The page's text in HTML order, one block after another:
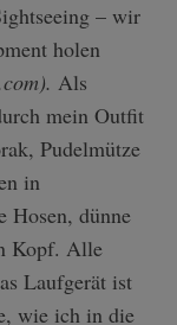
– wir
holen
Als
mein Outfit
Pudelmütze
in
Hosen, dünne
Kopf. Alle
Laufgerät ist
wie ich in die